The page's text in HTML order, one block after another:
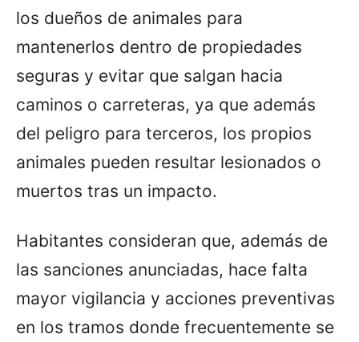
los dueños de animales para
mantenerlos dentro de propiedades
seguras y evitar que salgan hacia
caminos o carreteras, ya que además
del peligro para terceros, los propios
animales pueden resultar lesionados o
muertos tras un impacto.
Habitantes consideran que, además de
las sanciones anunciadas, hace falta
mayor vigilancia y acciones preventivas
en los tramos donde frecuentemente se